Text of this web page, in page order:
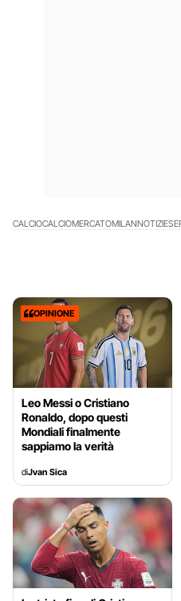
CALCIOCALCIOMERCATOMILANNOTIZIE
OPINIONE
Leo Messi o Cristiano
Ronaldo, dopo questi
Mondiali finalmente
sappiamo la verità
diJvan Sica